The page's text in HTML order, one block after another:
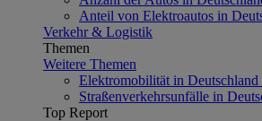
Anteil von Elektroautos in
Verkehr & Logistik
Themen
Weitere Themen
Elektromobilität in
Straßenverkehrsunfälle in
Top Report